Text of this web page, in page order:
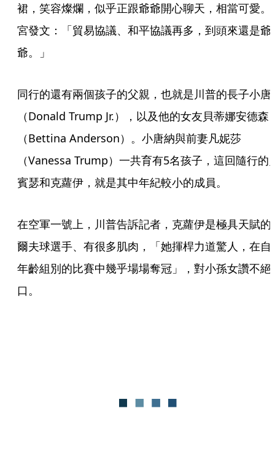
裙，笑容燦爛，似乎正跟爺爺開心聊天，相當可愛。
宮發文：「貿易協議、和平協議再多，到頭來還是爺
爺。」
同行的還有兩個孩子的父親，也就是川普的長子小唐
（Donald Trump Jr.），以及他的女友貝蒂娜安德森
（Bettina Anderson）。小唐納與前妻凡妮莎
（Vanessa Trump）一共育有5名孩子，這回隨行的
賓瑟和克蘿伊，就是其中年紀較小的成員。
在空軍一號上，川普告訴記者，克蘿伊是極具天賦的
爾夫球選手、有很多肌肉，「她揮桿力道驚人，在自
年齡組別的比賽中幾乎場場奪冠」，對小孫女讚不絕
口。